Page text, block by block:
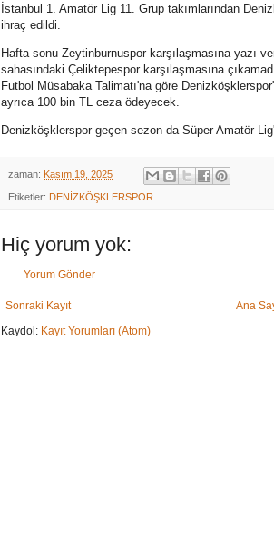
İstanbul 1. Amatör Lig 11. Grup takımlarından
ihraç edildi.
Hafta sonu Zeytinburnuspor karşılaşmasına yazı
sahasındaki Çeliktepespor karşılaşmasına
Futbol Müsabaka Talimatı'na göre
ayrıca 100 bin TL ceza ödeyecek.
Denizköşklerspor geçen sezon da Süper Amatör
zaman: Kasım 19, 2025
Etiketler: DENİZKÖŞKLERSPOR
Hiç yorum yok:
Yorum Gönder
Sonraki Kayıt
Ana
Kaydol: Kayıt Yorumları (Atom)